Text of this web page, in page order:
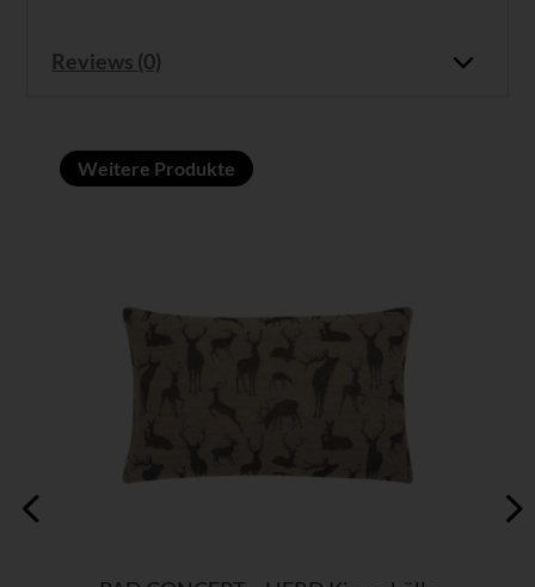
Reviews (0)
Weitere Produkte